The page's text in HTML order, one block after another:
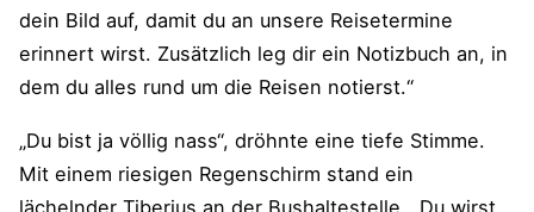
dein Bild auf, damit du an unsere Reisetermine
erinnert wirst. Zusätzlich leg dir ein Notizbuch an, in
dem du alles rund um die Reisen notierst.“
„Du bist ja völlig nass“, dröhnte eine tiefe Stimme.
Mit einem riesigen Regenschirm stand ein
lächelnder Tiberius an der Bushaltestelle. „Du wirst